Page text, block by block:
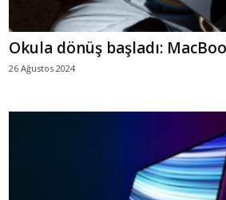
Okula dönüş başladı:
26 Ağustos 2024